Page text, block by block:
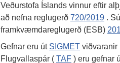
Veðurstofa Íslands vinnur eftir
að nefna reglugerð 720/2019 .
framkvæmdareglugerð (ESB)
Gefnar eru út SIGMET viðvaranir
Flugvallaspár ( TAF ) eru gefnar